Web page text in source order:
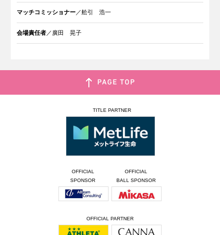
マッチコミッショナー ／舩引 浩一
会場責任者 ／廣田 晃子
TITLE PARTNER
OFFICIAL
SPONSOR
OFFICIAL
BALL SPONSOR
OFFICIAL PARTNER